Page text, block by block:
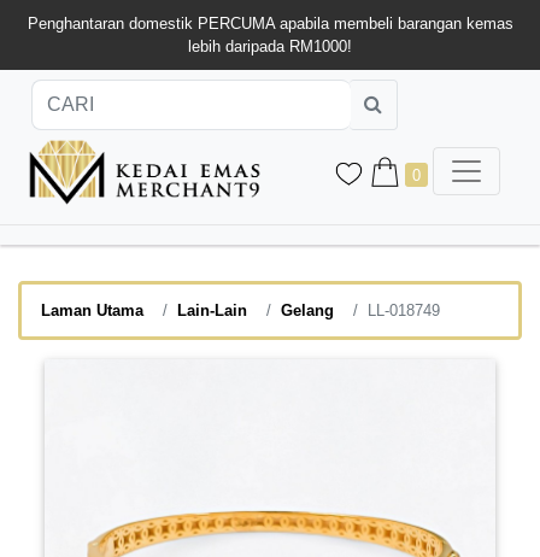
Penghantaran domestik PERCUMA apabila membeli barangan kemas
lebih daripada RM1000!
0
Laman Utama Lain-Lain Gelang LL-018749